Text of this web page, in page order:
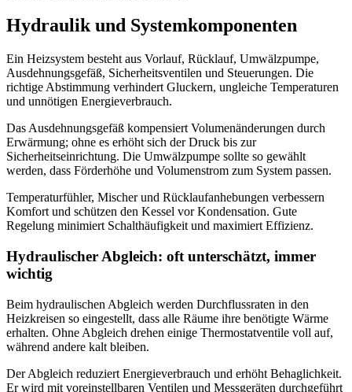
Hydraulik und Systemkomponenten
Ein Heizsystem besteht aus Vorlauf, Rücklauf, Umwälzpumpe,
Ausdehnungsgefäß, Sicherheitsventilen und Steuerungen. Die
richtige Abstimmung verhindert Gluckern, ungleiche Temperaturen
und unnötigen Energieverbrauch.
Das Ausdehnungsgefäß kompensiert Volumenänderungen durch
Erwärmung; ohne es erhöht sich der Druck bis zur
Sicherheitseinrichtung. Die Umwälzpumpe sollte so gewählt
werden, dass Förderhöhe und Volumenstrom zum System passen.
Temperaturfühler, Mischer und Rücklaufanhebungen verbessern
Komfort und schützen den Kessel vor Kondensation. Gute
Regelung minimiert Schalthäufigkeit und maximiert Effizienz.
Hydraulischer Abgleich: oft unterschätzt, immer
wichtig
Beim hydraulischen Abgleich werden Durchflussraten in den
Heizkreisen so eingestellt, dass alle Räume ihre benötigte Wärme
erhalten. Ohne Abgleich drehen einige Thermostatventile voll auf,
während andere kalt bleiben.
Der Abgleich reduziert Energieverbrauch und erhöht Behaglichkeit.
Er wird mit voreinstellbaren Ventilen und Messgeräten durchgeführt